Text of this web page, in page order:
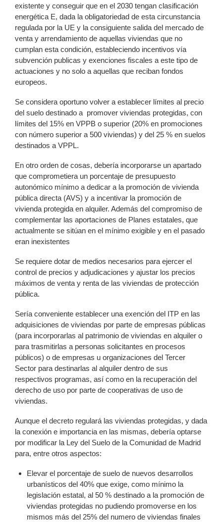
existente y conseguir que en el 2030 tengan clasificación
energética E, dada la obligatoriedad de esta circunstancia
regulada por la UE y la consiguiente salida del mercado de
venta y arrendamiento de aquellas viviendas que no
cumplan esta condición, estableciendo incentivos vía
subvención publicas y exenciones fiscales a este tipo de
actuaciones y no solo a aquellas que reciban fondos
europeos.
Se considera oportuno volver a establecer límites al precio
del suelo destinado a promover viviendas protegidas, con
límites del 15% en VPPB o superior (20% en promociones
con número superior a 500 viviendas) y del 25 % en suelos
destinados a VPPL.
En otro orden de cosas, debería incorporarse un apartado
que comprometiera un porcentaje de presupuesto
autonómico mínimo a dedicar a la promoción de vivienda
pública directa (AVS) y a incentivar la promoción de
vivienda protegida en alquiler. Además del compromiso de
complementar las aportaciones de Planes estatales, que
actualmente se sitúan en el mínimo exigible y en el pasado
eran inexistentes
Se requiere dotar de medios necesarios para ejercer el
control de precios y adjudicaciones y ajustar los precios
máximos de venta y renta de las viviendas de protección
pública.
Sería conveniente establecer una exención del ITP en las
adquisiciones de viviendas por parte de empresas públicas
(para incorporarlas al patrimonio de viviendas en alquiler o
para trasmitirlas a personas solicitantes en procesos
públicos) o de empresas u organizaciones del Tercer
Sector para destinarlas al alquiler dentro de sus
respectivos programas, así como en la recuperación del
derecho de uso por parte de cooperativas de uso de
viviendas.
Aunque el decreto regulará las viviendas protegidas, y dada
la conexión e importancia en las mismas, debería optarse
por modificar la Ley del Suelo de la Comunidad de Madrid
para, entre otros aspectos:
Elevar el porcentaje de suelo de nuevos desarrollos
urbanísticos del 40% que exige, como mínimo la
legislación estatal, al 50 % destinado a la promoción de
viviendas protegidas no pudiendo promoverse en los
mismos más del 25% del numero de viviendas finales